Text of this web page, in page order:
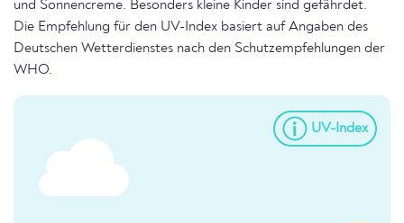
und Sonnencreme. Besonders kleine Kinder sind gefährdet.
Die Empfehlung für den UV-Index basiert auf Angaben des
Deutschen Wetterdienstes nach den Schutzempfehlungen der
WHO.
UV-Index